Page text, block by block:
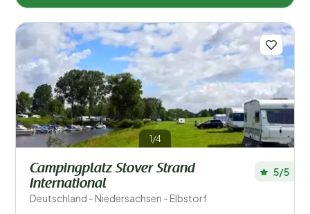
1/4
Campingplatz Stover Strand
International
Deutschland - Niedersachsen - Elbstorf
5/5